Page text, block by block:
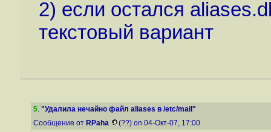
2) если остался
текстовый вариант
5. "Удалила нечайно файл aliases в /etc/mail"
Сообщение от RPaha (??) on 04-Окт-07, 17:00